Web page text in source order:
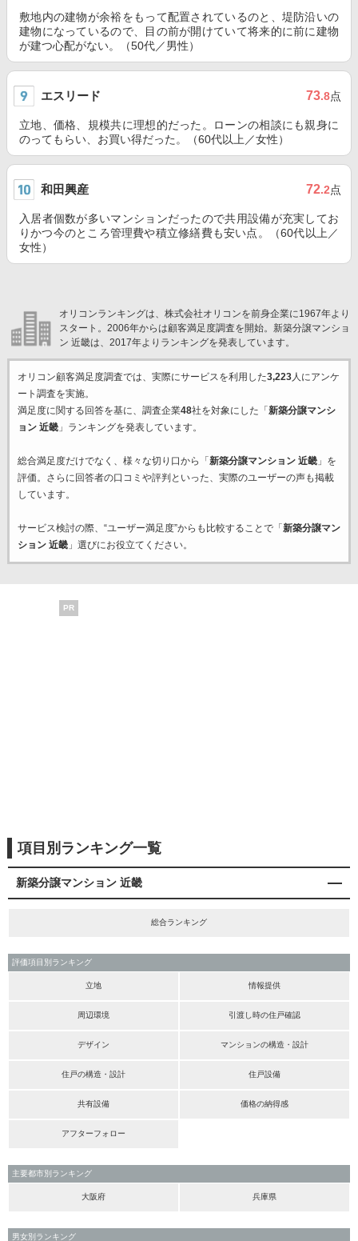
敷地内の建物が余裕をもって配置されているのと、堤防沿いの
建物になっているので、目の前が開けていて将来的に前に建物
が建つ心配がない。（50代／男性）
エスリード 73.8点
立地、価格、規模共に理想的だった。ローンの相談にも親身に
のってもらい、お買い得だった。（60代以上／女性）
和田興産 72.2点
入居者個数が多いマンションだったので共用設備が充実してお
りかつ今のところ管理費や積立修繕費も安い点。（60代以上／
女性）
オリコンランキングは、株式会社オリコンを前身企業に1967年より
スタート。2006年からは顧客満足度調査を開始。新築分譲マンショ
ン 近畿は、2017年よりランキングを発表しています。
オリコン顧客満足度調査では、実際にサービスを利用した3,223人にアンケ
ート調査を実施。
満足度に関する回答を基に、調査企業48社を対象にした「 新築分譲マンシ
ョン 近畿」ランキングを発表しています。
総合満足度だけでなく、様々な切り口から「 新築分譲マンション 近畿」を
評価。さらに回答者の口コミや評判といった、実際のユーザーの声も掲載
しています。
サービス検討の際、“ユーザー満足度”からも比較することで「 新築分譲マン
ション 近畿」選びにお役立てください。
PR
項目別ランキング一覧
新築分譲マンション 近畿
総合ランキング
評価項目別ランキング
立地 情報提供
周辺環境 引渡し時の住戸確認
デザイン マンションの構造・設計
住戸の構造・設計 住戸設備
共有設備 価格の納得感
アフターフォロー
主要都市別ランキング
大阪府 兵庫県
男女別ランキング